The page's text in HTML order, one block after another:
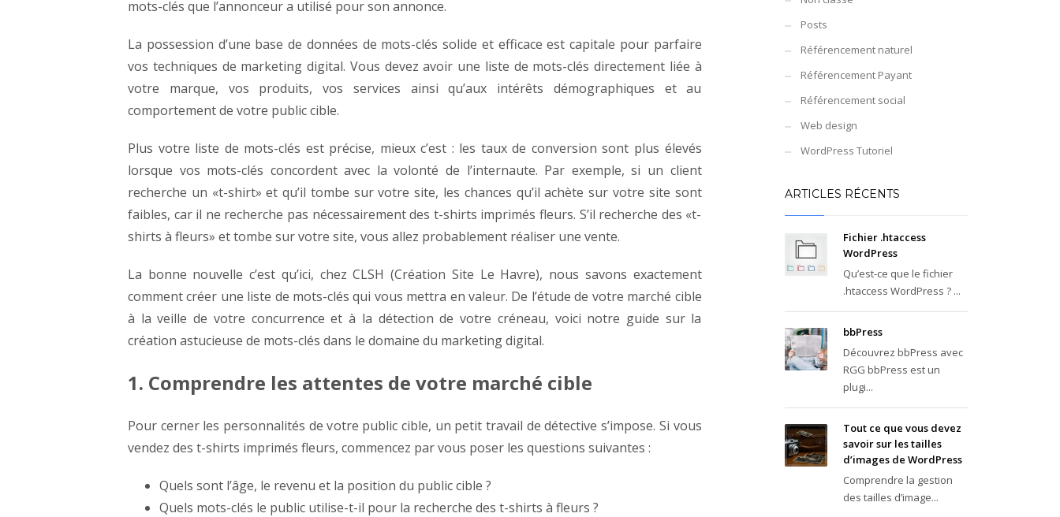
mots-clés que l’annonceur a utilisé pour son annonce.
La possession d’une base de données de mots-clés solide et efficace est capitale pour parfaire
vos techniques de marketing digital. Vous devez avoir une liste de mots-clés directement liée à
votre marque, vos produits, vos services ainsi qu’aux intérêts démographiques et au
comportement de votre public cible.
Plus votre liste de mots-clés est précise, mieux c’est : les taux de conversion sont plus élevés
lorsque vos mots-clés concordent avec la volonté de l’internaute. Par exemple, si un client
recherche un «t-shirt» et qu’il tombe sur votre site, les chances qu’il achète sur votre site sont
faibles, car il ne recherche pas nécessairement des t-shirts imprimés fleurs. S’il recherche des «t-
shirts à fleurs» et tombe sur votre site, vous allez probablement réaliser une vente.
La bonne nouvelle c’est qu’ici, chez CLSH (Création Site Le Havre), nous savons exactement
comment créer une liste de mots-clés qui vous mettra en valeur. De l’étude de votre marché cible
à la veille de votre concurrence et à la détection de votre créneau, voici notre guide sur la
création astucieuse de mots-clés dans le domaine du marketing digital.
1. Comprendre les attentes de votre marché cible
Pour cerner les personnalités de votre public cible, un petit travail de détective s’impose. Si vous
vendez des t-shirts imprimés fleurs, commencez par vous poser les questions suivantes :
Quels sont l’âge, le revenu et la position du public cible ?
Quels mots-clés le public utilise-t-il pour la recherche des t-shirts à fleurs ?
Posts
Référencement naturel
Référencement Payant
Référencement social
Web design
WordPress Tutoriel
ARTICLES RÉCENTS
Fichier .htaccess
WordPress
Qu’est-ce que le fichier
.htaccess WordPress ? ...
bbPress
Découvrez bbPress avec
RGG bbPress est un
plugi...
Tout ce que vous devez
savoir sur les tailles
d’images de WordPress
Comprendre la gestion
des tailles d’image...